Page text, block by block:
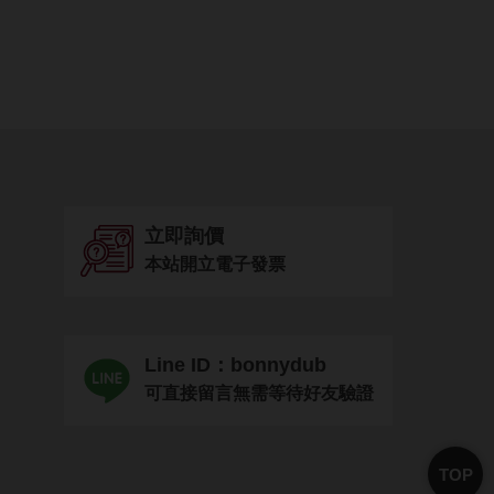
立即詢價
本站開立電子發票
Line ID：bonnydub
可直接留言無需等待好友驗證
TOP